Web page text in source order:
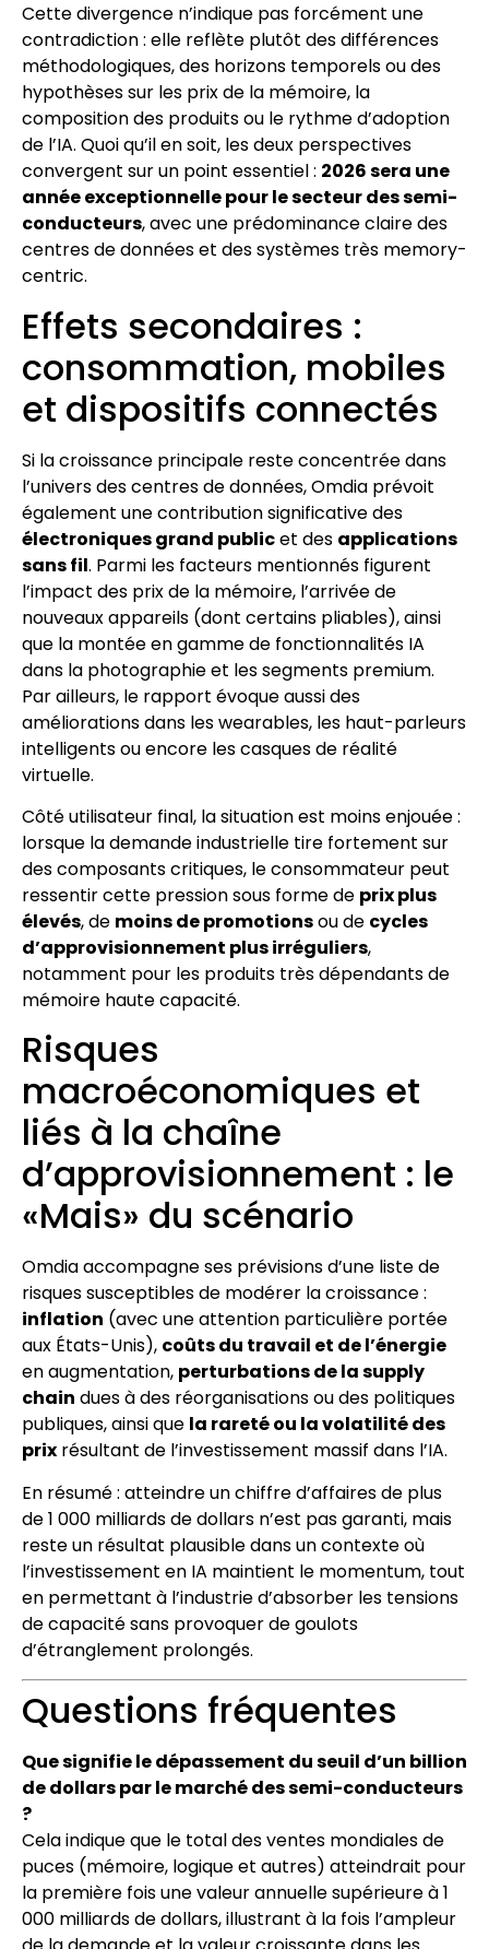
Cette divergence n’indique pas forcément une
contradiction : elle reflète plutôt des différences
méthodologiques, des horizons temporels ou des
hypothèses sur les prix de la mémoire, la
composition des produits ou le rythme d’adoption
de l’IA. Quoi qu’il en soit, les deux perspectives
convergent sur un point essentiel : 2026 sera une
année exceptionnelle pour le secteur des semi-
conducteurs, avec une prédominance claire des
centres de données et des systèmes très memory-
centric.
Effets secondaires :
consommation, mobiles
et dispositifs connectés
Si la croissance principale reste concentrée dans
l’univers des centres de données, Omdia prévoit
également une contribution significative des
électroniques grand publicet des applications
sans fil. Parmi les facteurs mentionnés figurent
l’impact des prix de la mémoire, l’arrivée de
nouveaux appareils (dont certains pliables), ainsi
que la montée en gamme de fonctionnalités IA
dans la photographie et les segments premium.
Par ailleurs, le rapport évoque aussi des
améliorations dans les wearables, les haut-parleurs
intelligents ou encore les casques de réalité
virtuelle.
Côté utilisateur final, la situation est moins enjouée :
lorsque la demande industrielle tire fortement sur
des composants critiques, le consommateur peut
ressentir cette pression sous forme de prix plus
élevés, de moins de promotionsou de cycles
d’approvisionnement plus irréguliers,
notamment pour les produits très dépendants de
mémoire haute capacité.
Risques
macroéconomiques et
liés à la chaîne
d’approvisionnement : le
«Mais» du scénario
Omdia accompagne ses prévisions d’une liste de
risques susceptibles de modérer la croissance :
inflation (avec une attention particulière portée
aux États-Unis), coûts du travail et de l’énergie
en augmentation, perturbations de la supply
chain dues à des réorganisations ou des politiques
publiques, ainsi que la rareté ou la volatilité des
prix résultant de l’investissement massif dans l’IA.
En résumé : atteindre un chiffre d’affaires de plus
de 1 000 milliards de dollars n’est pas garanti, mais
reste un résultat plausible dans un contexte où
l’investissement en IA maintient le momentum, tout
en permettant à l’industrie d’absorber les tensions
de capacité sans provoquer de goulots
d’étranglement prolongés.
Questions fréquentes
Que signifie le dépassement du seuil d’un billion
de dollars par le marché des semi-conducteurs
?
Cela indique que le total des ventes mondiales de
puces (mémoire, logique et autres) atteindrait pour
la première fois une valeur annuelle supérieure à 1
000 milliards de dollars, illustrant à la fois l’ampleur